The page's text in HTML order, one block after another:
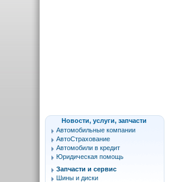
Новости, услуги, запчасти
Автомобильные компании
АвтоСтрахование
Автомобили в кредит
Юридическая помощь
Запчасти и сервис
Шины и диски